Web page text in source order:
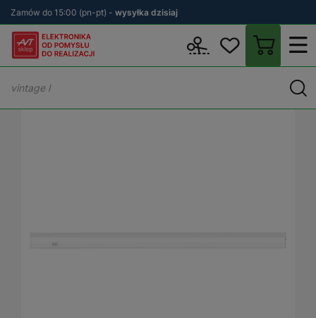
Zamów do 15:00 (pn-pt) - wysyłka dzisiaj